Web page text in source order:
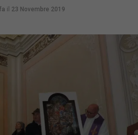
il 23 Novembre 2019